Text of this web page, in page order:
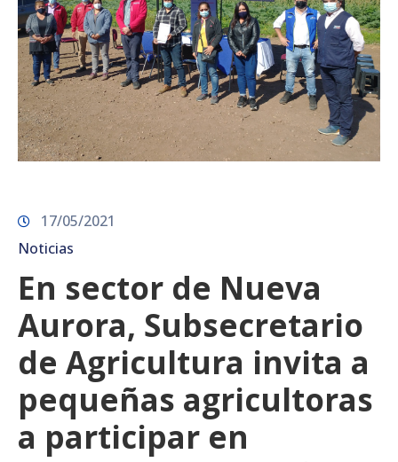
17/05/2021
Noticias
En sector de Nueva
Aurora, Subsecretario
de Agricultura invita a
pequeñas agricultoras
a participar en